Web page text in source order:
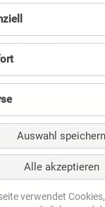
2026
Einstellungen ändern
Auswahl speichern
Alle akzeptieren
verwendet